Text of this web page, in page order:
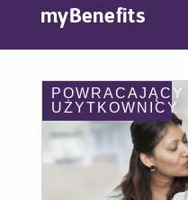
myBenefits
POWRACAJĄCY
UŻYTKOWNICY